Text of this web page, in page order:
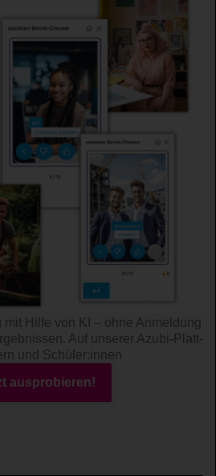
Hilfe von KI – ohne An­mel­dung
Auf unserer Azubi-Platt­
und Schüler:innen
ausprobieren!